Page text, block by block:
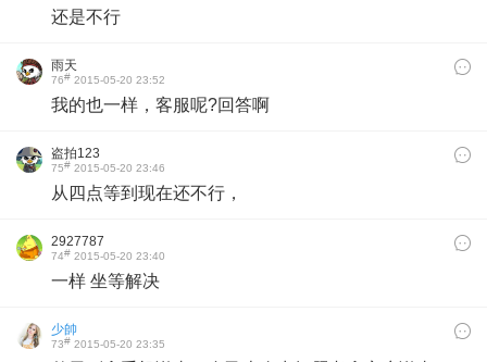
还是不行
雨天
76# 2015-05-20 23:52
我的也一样，客服呢?回答啊
盗拍123
75# 2015-05-20 23:46
从四点等到现在还不行，
2927787
74# 2015-05-20 23:40
一样 坐等解决
少帥
73# 2015-05-20 23:35